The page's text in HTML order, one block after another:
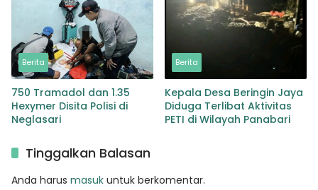
Berita
750 Tramadol dan 1.35
Hexymer Disita Polisi di
Neglasari
Berita
Kepala Desa Beringin Jaya
Diduga Terlibat Aktivitas
PETI di Wilayah Panabari
Tinggalkan Balasan
Anda harus masuk untuk berkomentar.